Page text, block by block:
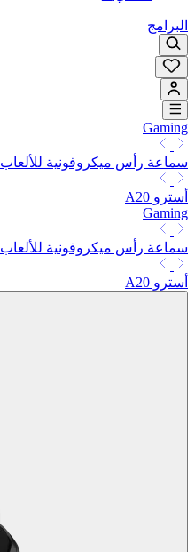
البرامج
Gaming
سماعة رأس ميكروفونية للألعاب
أسترو A20
Gaming
سماعة رأس ميكروفونية للألعاب
أسترو A20